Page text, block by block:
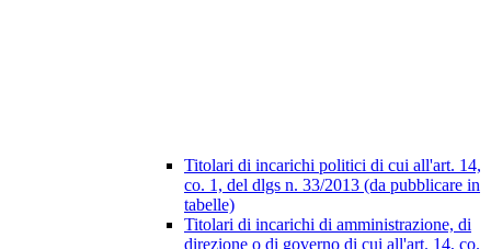
Titolari di incarichi politici di cui all'art. 14,
co. 1, del dlgs n. 33/2013 (da pubblicare in
tabelle)
Titolari di incarichi di amministrazione, di
direzione o di governo di cui all'art. 14, co.